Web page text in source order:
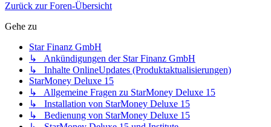
Zurück zur Foren-Übersicht
Gehe zu
Star Finanz GmbH
↳ Ankündigungen der Star Finanz GmbH
↳ Inhalte OnlineUpdates (Produktaktualisierungen)
StarMoney Deluxe 15
↳ Allgemeine Fragen zu StarMoney Deluxe 15
↳ Installation von StarMoney Deluxe 15
↳ Bedienung von StarMoney Deluxe 15